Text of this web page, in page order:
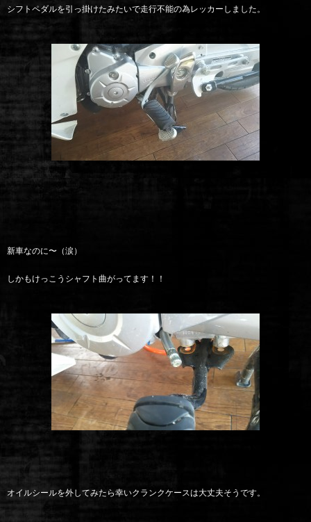
シフトペダルを引っ掛けたみたいで走行不能の為レッカーしました。
新車なのに〜（涙）
しかもけっこうシャフト曲がってます！！
オイルシールを外してみたら幸いクランクケースは大丈夫そうです。